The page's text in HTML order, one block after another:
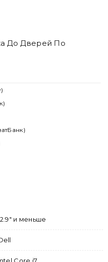
До Дверей По
и меньше